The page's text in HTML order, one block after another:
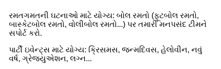
રમતગમતની ઘટનાઓ માટે યોગ્ય: બોલ રમતો (ફૂટબોલ રમતો,
બાસ્કેટબોલ રમતો, વોલીબોલ રમતો...) પર તમારી મનપસંદ ટીમને
સપોર્ટ કરો.
પાર્ટી ઇવેન્ટ્સ માટે યોગ્ય: ક્રિસમસ, જન્મદિવસ, હેલોવીન, નવું
વર્ષ, ગ્રેજ્યુએશન, લગ્ન...